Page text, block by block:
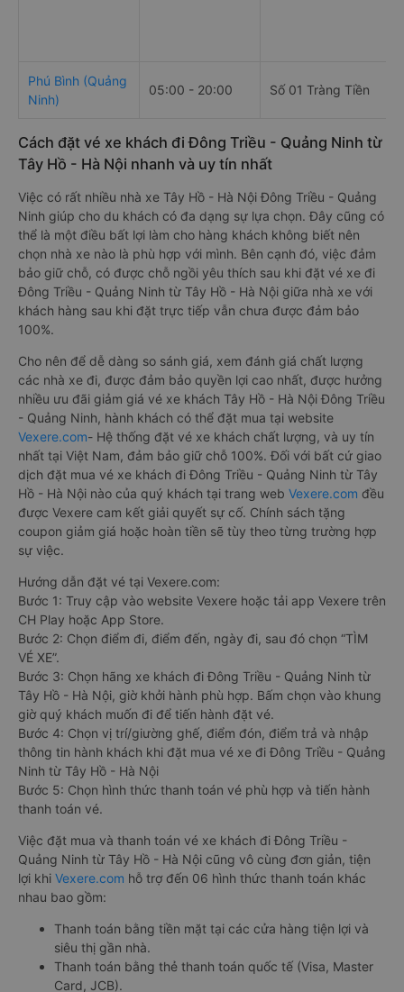
Phú Bình (Quảng
Ninh)
05:00 - 20:00 Số 01 Tràng Tiền
Cách đặt vé xe khách đi Đông Triều - Quảng Ninh từ
Tây Hồ - Hà Nội nhanh và uy tín nhất
Việc có rất nhiều nhà xe Tây Hồ - Hà Nội Đông Triều - Quảng
Ninh giúp cho du khách có đa dạng sự lựa chọn. Đây cũng có
thể là một điều bất lợi làm cho hàng khách không biết nên
chọn nhà xe nào là phù hợp với mình. Bên cạnh đó, việc đảm
bảo giữ chỗ, có được chỗ ngồi yêu thích sau khi đặt vé xe đi
Đông Triều - Quảng Ninh từ Tây Hồ - Hà Nội giữa nhà xe với
khách hàng sau khi đặt trực tiếp vẫn chưa được đảm bảo
100%.
Cho nên để dễ dàng so sánh giá, xem đánh giá chất lượng
các nhà xe đi, được đảm bảo quyền lợi cao nhất, được hưởng
nhiều ưu đãi giảm giá vé xe khách Tây Hồ - Hà Nội Đông Triều
- Quảng Ninh, hành khách có thể đặt mua tại website
Vexere.com- Hệ thống đặt vé xe khách chất lượng, và uy tín
nhất tại Việt Nam, đảm bảo giữ chỗ 100%. Đối với bất cứ giao
dịch đặt mua vé xe khách đi Đông Triều - Quảng Ninh từ Tây
Hồ - Hà Nội nào của quý khách tại trang web Vexere.com đều
được Vexere cam kết giải quyết sự cố. Chính sách tặng
coupon giảm giá hoặc hoàn tiền sẽ tùy theo từng trường hợp
sự việc.
Hướng dẫn đặt vé tại Vexere.com:
Bước 1: Truy cập vào website Vexere hoặc tải app Vexere trên
CH Play hoặc App Store.
Bước 2: Chọn điểm đi, điểm đến, ngày đi, sau đó chọn “TÌM
VÉ XE”.
Bước 3: Chọn hãng xe khách đi Đông Triều - Quảng Ninh từ
Tây Hồ - Hà Nội, giờ khởi hành phù hợp. Bấm chọn vào khung
giờ quý khách muốn đi để tiến hành đặt vé.
Bước 4: Chọn vị trí/giường ghế, điểm đón, điểm trả và nhập
thông tin hành khách khi đặt mua vé xe đi Đông Triều - Quảng
Ninh từ Tây Hồ - Hà Nội
Bước 5: Chọn hình thức thanh toán vé phù hợp và tiến hành
thanh toán vé.
Việc đặt mua và thanh toán vé xe khách đi Đông Triều -
Quảng Ninh từ Tây Hồ - Hà Nội cũng vô cùng đơn giản, tiện
lợi khi Vexere.com hỗ trợ đến 06 hình thức thanh toán khác
nhau bao gồm:
Thanh toán bằng tiền mặt tại các cửa hàng tiện lợi và
siêu thị gần nhà.
Thanh toán bằng thẻ thanh toán quốc tế (Visa, Master
Card, JCB).